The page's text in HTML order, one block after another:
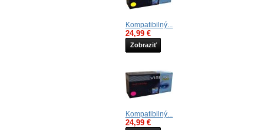
Kompatibilný...
24,99 €
Zobraziť
Kompatibilný...
24,99 €